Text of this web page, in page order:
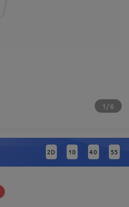
1/6
2D : 10 : 40 : 55